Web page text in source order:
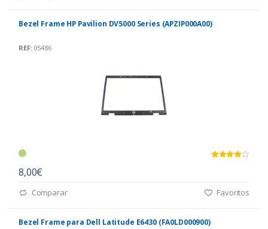
Bezel Frame HP Pavilion DV5000 Series (APZIP000A00)
REF:05486
8,00€
Comparar Favoritos
Bezel Frame para Dell Latitude E6430 (FA0LD000900)